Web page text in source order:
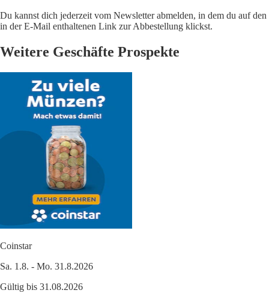
Du kannst dich jederzeit vom Newsletter abmelden, in dem du auf den
in der E-Mail enthaltenen Link zur Abbestellung klickst.
Weitere Geschäfte Prospekte
Coinstar
Sa. 1.8. - Mo. 31.8.2026
Gültig bis 31.08.2026